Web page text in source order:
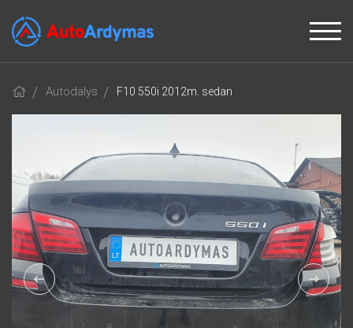
Autodalys F10 550i 2012m. sedan